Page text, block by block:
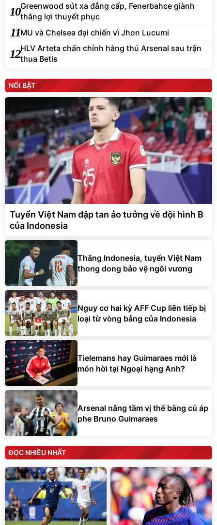
10Greenwood sút xa đẳng cấp, Fenerbahce giành
thắng lợi thuyết phục
11MU và Chelsea đại chiến vì Jhon Lucumi
12HLV Arteta chấn chỉnh hàng thủ Arsenal sau trận
thua Betis
NỔI BẬT
Tuyển Việt Nam đập tan ảo tưởng về đội hình B
của Indonesia
Thắng Indonesia, tuyển Việt Nam
thong dong bảo vệ ngôi vương
Nguy cơ hai kỳ AFF Cup liên tiếp bị
loại từ vòng bảng của Indonesia
Tielemans hay Guimaraes mới là
món hời tại Ngoại hạng Anh?
Arsenal nâng tầm vị thế bằng cú áp
phe Bruno Guimaraes
ĐỌC NHIỀU NHẤT